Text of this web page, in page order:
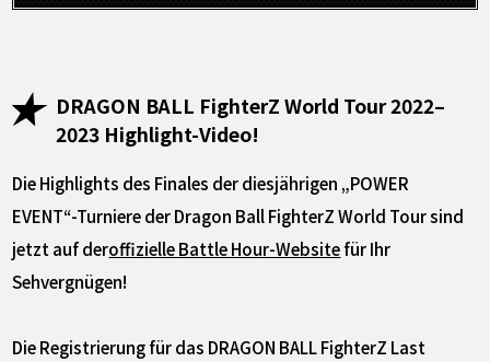
DRAGON BALL FighterZ World Tour 2022–
2023 Highlight-Video!
Die Highlights des Finales der diesjährigen „POWER
EVENT“-Turniere der Dragon Ball FighterZ World Tour sind
jetzt auf deroffizielle Battle Hour-Websitefür Ihr
Sehvergnügen!
Die Registrierung für das DRAGON BALL FighterZ Last